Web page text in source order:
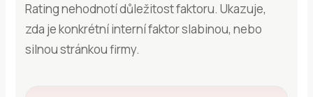
Rating nehodnotí důležitost faktoru. Ukazuje,
zda je konkrétní interní faktor slabinou, nebo
silnou stránkou firmy.